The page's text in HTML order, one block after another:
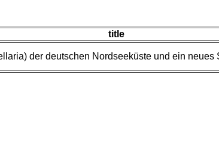
title
der deutschen Nordseeküste und ein neues